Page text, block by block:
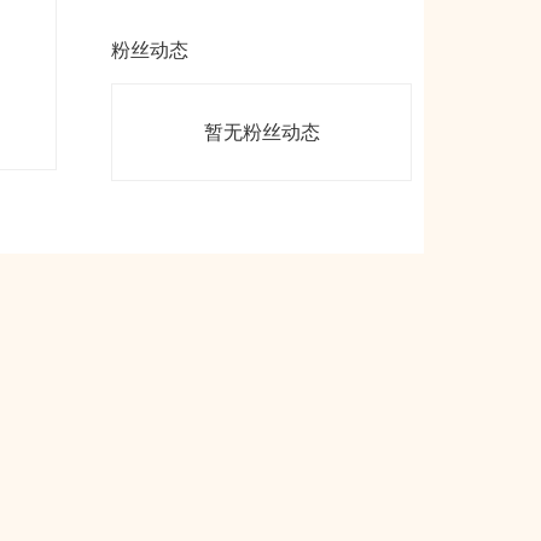
粉丝动态
暂无粉丝动态